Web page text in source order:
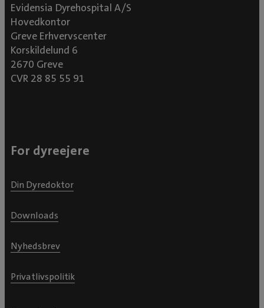
Evidensia Dyrehospital A/S
Hovedkontor
Greve Erhvervscenter
Korskildelund 6
2670 Greve
CVR 28 85 55 91
For dyreejere
Din Dyredoktor
Downloads
Nyhedsbrev
Privatlivspolitik